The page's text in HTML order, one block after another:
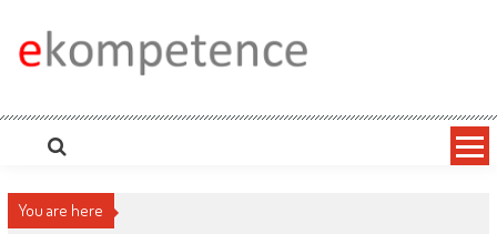
content
Ekompetence
portálech. Press Media. Kde vydat Tiskovou zprávu? Na portále eKompetence
You are here